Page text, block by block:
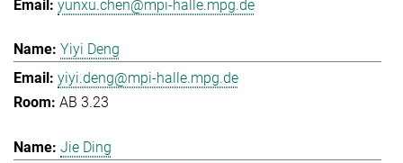
yunxu.chen@mpi-halle.mpg.de
Yiyi Deng
yiyi.deng@mpi-halle.mpg.de
AB 3.23
Jie Ding